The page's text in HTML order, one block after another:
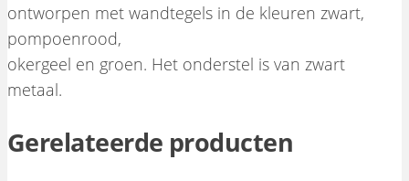
ontworpen met wandtegels in de kleuren zwart,
pompoenrood,
okergeel en groen. Het onderstel is van zwart
metaal.
Gerelateerde producten